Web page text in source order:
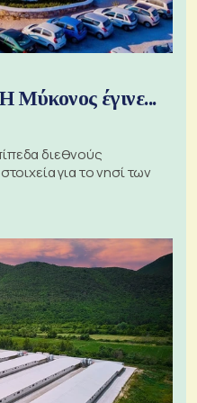
Μύκονος έγινε...
διεθνούς
για το νησί των